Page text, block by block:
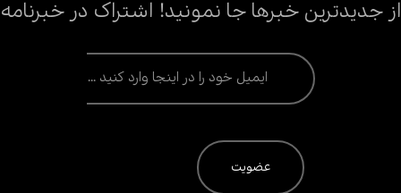
از جدیدترین خبرها جا نمونید! اشتراک در خبرنامه